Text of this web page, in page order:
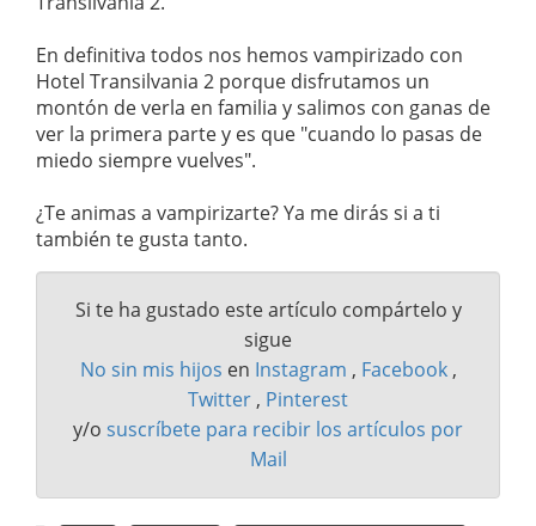
En definitiva todos nos hemos vampirizado con
Hotel Transilvania 2 porque disfrutamos un
montón de verla en familia y salimos con ganas de
ver la primera parte y es que "cuando lo pasas de
miedo siempre vuelves".
¿Te animas a vampirizarte? Ya me dirás si a ti
también te gusta tanto.
Si te ha gustado este artículo compártelo y
sigue
No sin mis hijos en Instagram , Facebook ,
Twitter , Pinterest
y/o suscríbete para recibir los artículos por
Mail